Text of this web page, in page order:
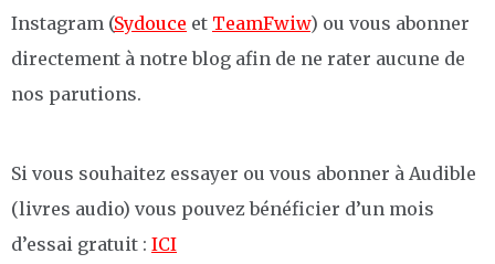
Instagram (Sydouce et TeamFwiw) ou vous abonner
directement à notre blog afin de ne rater aucune de
nos parutions.
Si vous souhaitez essayer ou vous abonner à Audible
(livres audio) vous pouvez bénéficier d’un mois
d’essai gratuit : ICI